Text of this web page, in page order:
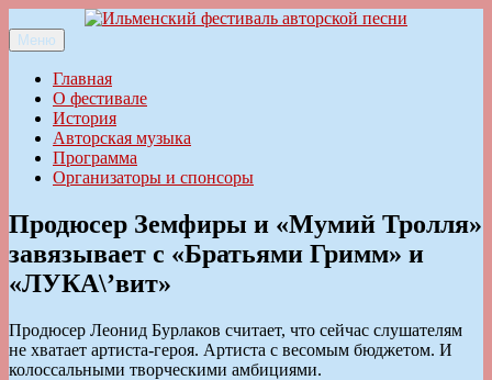
к
содержимому
Ильменский фестиваль авторской песни
Меню
Главная
О фестивале
История
Авторская музыка
Программа
Организаторы и спонсоры
Продюсер Земфиры и «Мумий Тролля»
завязывает с «Братьями Гримм» и
«ЛУКА\’вит»
Продюсер Леонид Бурлаков считает, что сейчас слушателям
не хватает артиста-героя. Артиста с весомым бюджетом. И
колоссальными творческими амбициями.